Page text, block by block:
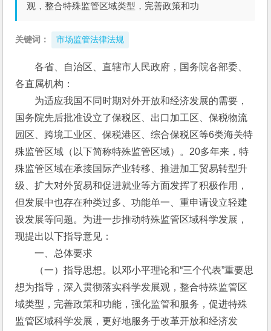
观，整合特殊监管区域类型，完善政策和功
关键词： 市场监管法律法规
各省、自治区、直辖市人民政府，国务院各部委、
各直属机构：
为适应我国不同时期对外开放和经济发展的需要，
国务院先后批准设立了保税区、出口加工区、保税物流
园区、跨境工业区、保税港区、综合保税区等6类海关特
殊监管区域（以下简称特殊监管区域）。20多年来，特
殊监管区域在承接国际产业转移、推进加工贸易转型升
级、扩大对外贸易和促进就业等方面发挥了积极作用，
但发展中也存在种类过多、功能单一、重申请设立轻建
设发展等问题。为进一步推动特殊监管区域科学发展，
现提出以下指导意见：
一、总体要求
（一）指导思想。以邓小平理论和“三个代表”重要思
想为指导，深入贯彻落实科学发展观，整合特殊监管区
域类型，完善政策和功能，强化监管和服务，促进特殊
监管区域科学发展，更好地服务于改革开放和经济发